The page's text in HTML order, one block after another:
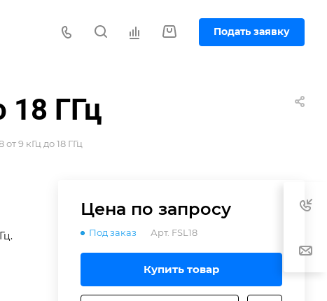
Подать заявку
18 ГГц
9 кГц до 18 ГГц
Цена по запросу
Под заказ Арт. FSL18
Купить товар